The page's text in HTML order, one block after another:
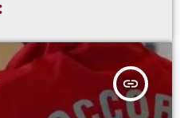
insert_link